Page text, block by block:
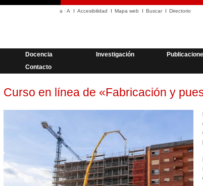
a ·A Accesibilidad Mapa web Buscar Directorio
Docencia Investigación
Contacto
Curso en línea de «Fabricación y